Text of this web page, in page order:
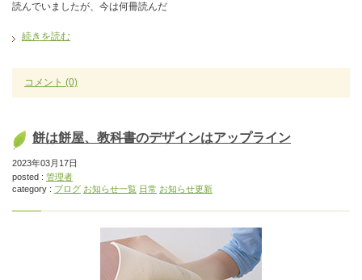
読んでいましたが、今は何冊読んだ
続きを読む
コメント (0)
餅は餅屋、教科書のデザインはアップライン
2023年03月17日
posted : 管理者
category : ブログ お知らせ一覧 日常 お知らせ更新